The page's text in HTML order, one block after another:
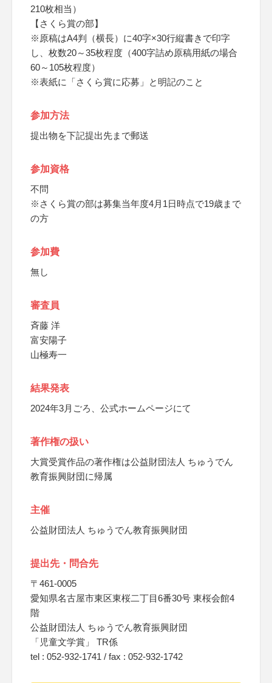
210枚相当）
【さくら賞の部】
※原稿はA4判（横長）に40字×30行縦書きで印字
し、枚数20～35枚程度（400字詰め原稿用紙の場合
60～105枚程度）
※表紙に「さくら賞に応募」と明記のこと
参加方法
提出物を下記提出先まで郵送
参加資格
不問
※さくら賞の部は募集当年度4月1日時点で19歳まで
の方
参加費
無し
審査員
斉藤 洋
富安陽子
山極寿一
結果発表
2024年3月ごろ、公式ホームページにて
著作権の扱い
大賞受賞作品の著作権は公益財団法人 ちゅうでん
教育振興財団に帰属
主催
公益財団法人 ちゅうでん教育振興財団
提出先・問合先
〒461-0005
愛知県名古屋市東区東桜二丁目6番30号 東桜会館4
階
公益財団法人 ちゅうでん教育振興財団
「児童文学賞」 TR係
tel : 052-932-1741 / fax : 052-932-1742